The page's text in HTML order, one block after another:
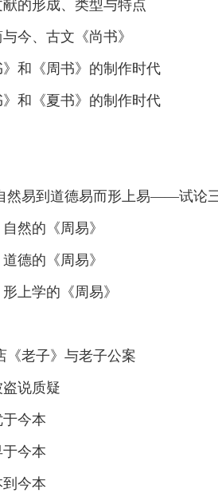
的形成、类型与特点
今、古文《尚书》
和《周书》的制作时代
》和《夏书》的制作时代
然易到道德易而形上易——试论
然的《周易》
德的《周易》
上学的《周易》
《老子》与老子公案
说质疑
今本
今本
到今本